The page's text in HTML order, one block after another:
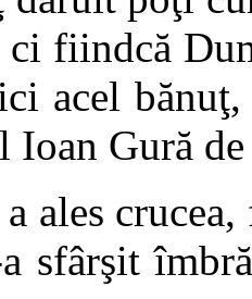
fiindcă
acel
Ioan Gură
ales
sfârşit